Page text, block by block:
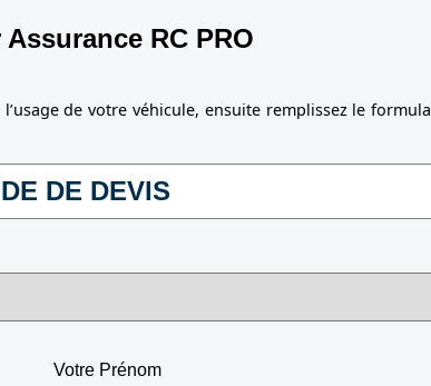
RC PRO
de votre véhicule, ensuite remplissez le
DE DEVIS
Votre Prénom